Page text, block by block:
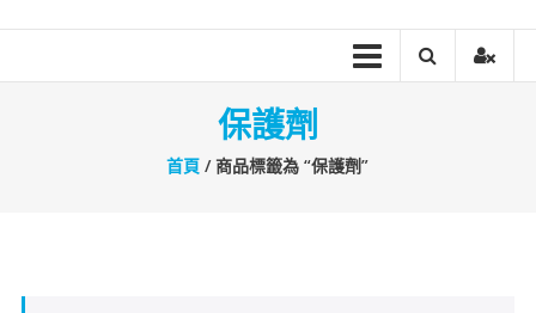
保護劑
首頁 / 商品標籤為 “保護劑”